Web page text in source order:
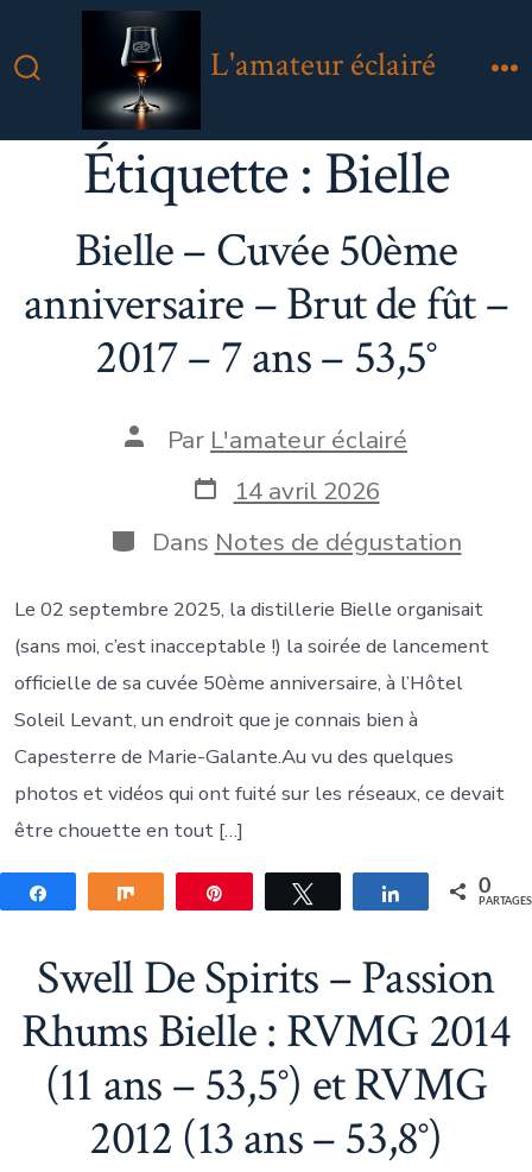
au
Bascule
Rechercher
L'amateur éclairé
Étiquette :Bielle
Bielle – Cuvée 50ème
anniversaire – Brut de fût –
2017 – 7 ans – 53,5°
Auteur
publication
Par L'amateur éclairé
Date
de
publication
14 avril 2026
Catégories
Dans Notes de dégustation
Le 02 septembre 2025, la distillerie Bielle organisait
(sans moi, c’est inacceptable !) la soirée de lancement
officielle de sa cuvée 50ème anniversaire, à l’Hôtel
Soleil Levant, un endroit que je connais bien à
Capesterre de Marie-Galante.Au vu des quelques
photos et vidéos qui ont fuité sur les réseaux, ce devait
être chouette en tout […]
Partagez Partagez Tweetez Partagez 0
PARTAGES
Swell De Spirits – Passion
Rhums Bielle : RVMG 2014
(11 ans – 53,5°) et RVMG
2012 (13 ans – 53,8°)